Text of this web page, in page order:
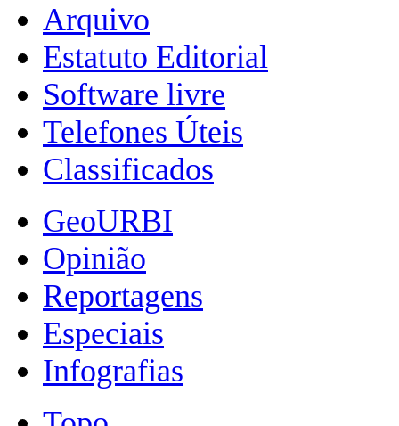
Arquivo
Estatuto Editorial
Software livre
Telefones Úteis
Classificados
GeoURBI
Opinião
Reportagens
Especiais
Infografias